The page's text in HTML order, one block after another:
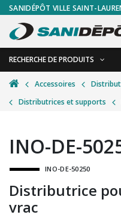
SANIDÉPÔT VILLE SAINT-
RECHERCHE DE PRODUITS
RETOUR
Accessoires de sécurité
Accessoires pour le lavage
Accessoires pour salles de
Alimentaire
Autres accessoires
RETOUR
Gants
Plexiglas
Signalisations
Test de diagnostic
Thermomètre
Accessoires
Distributrices et supports
INO-DE-
INO-DE-50250
Distributrice
vrac